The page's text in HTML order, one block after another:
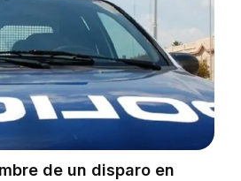
de un disparo en